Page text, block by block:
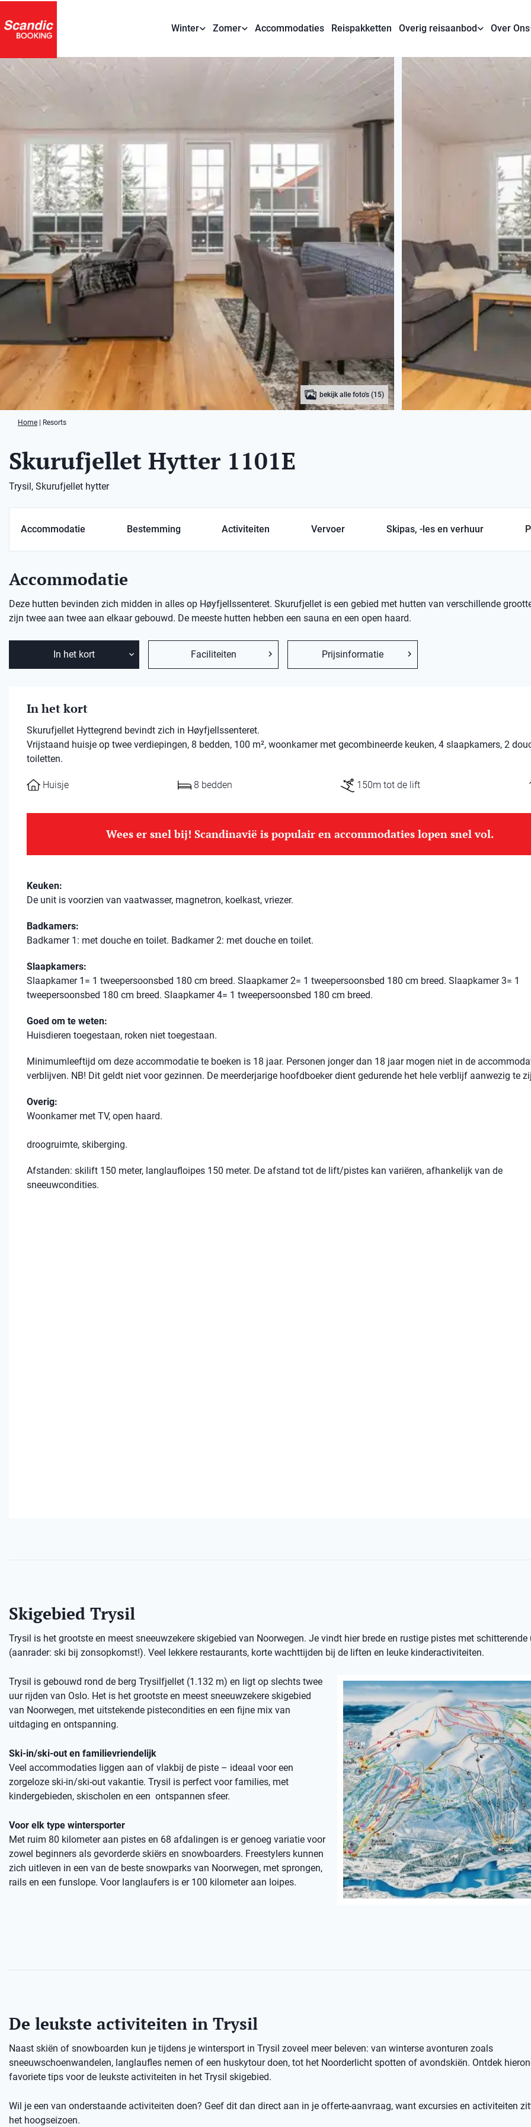
Winter Zomer Accommodaties Reispakketten Overig reisaanbod Over Ons
bekijk alle foto's (15)
Home Resorts
Skurufjellet Hytter 1101E
Trysil, Skurufjellet hytter
Accommodatie Bestemming Activiteiten Vervoer Skipas, -les en verhuur
Accommodatie
Deze hutten bevinden zich midden in alles op Høyfjellssenteret. Skurufjellet is een gebied met hutten van verschillende
zijn twee aan twee aan elkaar gebouwd. De meeste hutten hebben een sauna en een open haard.
In het kort Faciliteiten Prijsinformatie
In het kort
Skurufjellet Hyttegrend bevindt zich in Høyfjellssenteret.
Vrijstaand huisje op twee verdiepingen, 8 bedden, 100 m², woonkamer met gecombineerde keuken, 4 slaapkamers, 2
toiletten.
Huisje 8 bedden 150m tot de lift
Wees er snel bij! Scandinavië is populair en accommodaties lopen snel vol.
Keuken:
De unit is voorzien van vaatwasser, magnetron, koelkast, vriezer.
Badkamers:
Badkamer 1: met douche en toilet. Badkamer 2: met douche en toilet.
Slaapkamers:
Slaapkamer 1= 1 tweepersoonsbed 180 cm breed. Slaapkamer 2= 1 tweepersoonsbed 180 cm breed. Slaapkamer 3= 1
tweepersoonsbed 180 cm breed. Slaapkamer 4= 1 tweepersoonsbed 180 cm breed.
Goed om te weten:
Huisdieren toegestaan, roken niet toegestaan.
Minimumleeftijd om deze accommodatie te boeken is 18 jaar. Personen jonger dan 18 jaar mogen niet in de
verblijven. NB! Dit geldt niet voor gezinnen. De meerderjarige hoofdboeker dient gedurende het hele verblijf aanwezig te
Overig:
Woonkamer met TV, open haard.
droogruimte, skiberging.
Afstanden: skilift 150 meter, langlaufloipes 150 meter. De afstand tot de lift/pistes kan variëren, afhankelijk van de
sneeuwcondities.
Skigebied Trysil
Trysil is het grootste en meest sneeuwzekere skigebied van Noorwegen. Je vindt hier brede en rustige pistes met
(aanrader: ski bij zonsopkomst!). Veel lekkere restaurants, korte wachttijden bij de liften en leuke kinderactiviteiten.
Trysil is gebouwd rond de berg Trysilfjellet (1.132 m) en ligt op slechts twee
uur rijden van Oslo. Het is het grootste en meest sneeuwzekere skigebied
van Noorwegen, met uitstekende pistecondities en een fijne mix van
uitdaging en ontspanning.
Ski-in/ski-out en familievriendelijk
Veel accommodaties liggen aan of vlakbij de piste – ideaal voor een
zorgeloze ski-in/ski-out vakantie. Trysil is perfect voor families, met
kindergebieden, skischolen en een ontspannen sfeer.
Voor elk type wintersporter
Met ruim 80 kilometer aan pistes en 68 afdalingen is er genoeg variatie voor
zowel beginners als gevorderde skiërs en snowboarders. Freestylers kunnen
zich uitleven in een van de beste snowparks van Noorwegen, met sprongen,
rails en een funslope. Voor langlaufers is er 100 kilometer aan loipes.
De leukste activiteiten in Trysil
Naast skiën of snowboarden kun je tijdens je wintersport in Trysil zoveel meer beleven: van winterse avonturen zoals
sneeuwschoenwandelen, langlaufles nemen of een huskytour doen, tot het Noorderlicht spotten of avondskiën. Ontdek
favoriete tips voor de leukste activiteiten in het Trysil skigebied.
Wil je een van onderstaande activiteiten doen? Geef dit dan direct aan in je offerte-aanvraag, want excursies en activiteiten
het hoogseizoen.